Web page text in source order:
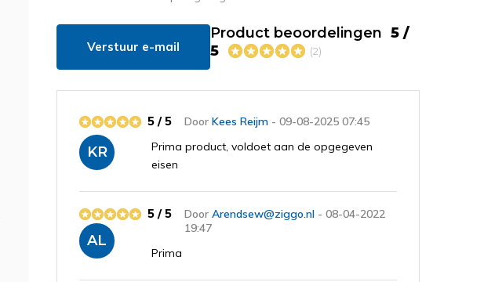
Verstuur e-mail
Product beoordelingen 5 /
5
(2)
KR
DoorKees Reijm - 09-08-2025 07:45
5 / 5
Prima product, voldoet aan de opgegeven
eisen
AL
DoorArendsew@ziggo.nl - 08-04-2022
19:47
5 / 5
Prima